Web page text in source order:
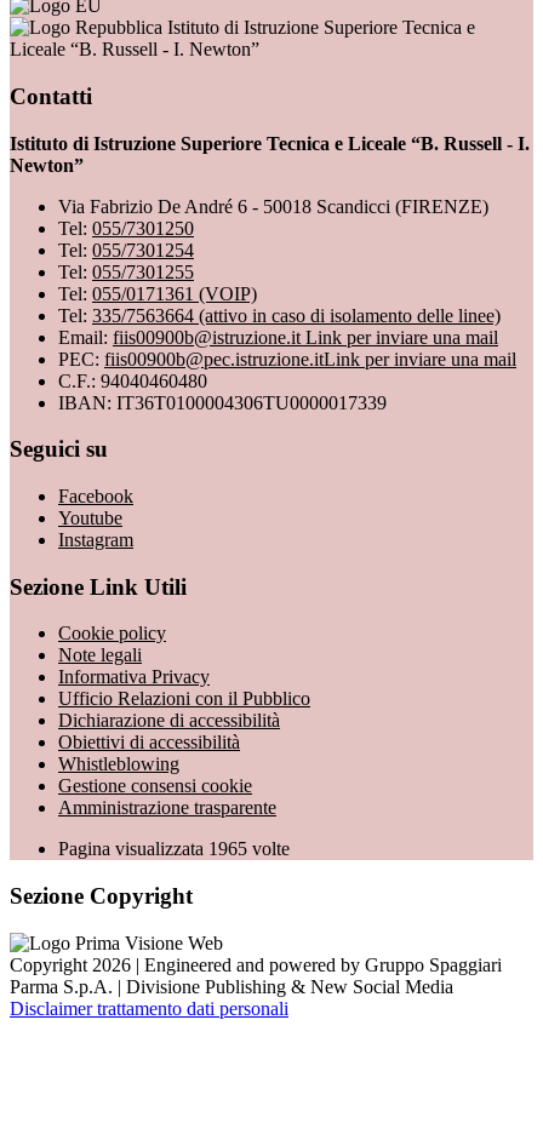
Istituto di Istruzione Superiore Tecnica e
Liceale “B. Russell - I. Newton”
Contatti
Istituto di Istruzione Superiore Tecnica e Liceale “B. Russell - I.
Newton”
Via Fabrizio De André 6 - 50018 Scandicci (FIRENZE)
Tel: 055/7301250
Tel: 055/7301254
Tel: 055/7301255
Tel: 055/0171361 (VOIP)
Tel: 335/7563664 (attivo in caso di isolamento delle linee)
Email: fiis00900b@istruzione.it Link per inviare una mail
PEC: fiis00900b@pec.istruzione.itLink per inviare una mail
C.F.: 94040460480
IBAN: IT36T0100004306TU0000017339
Seguici su
Facebook
Youtube
Instagram
Sezione Link Utili
Cookie policy
Note legali
Informativa Privacy
Ufficio Relazioni con il Pubblico
Dichiarazione di accessibilità
Obiettivi di accessibilità
Whistleblowing
Gestione consensi cookie
Amministrazione trasparente
Pagina visualizzata 1965 volte
Sezione Copyright
Copyright 2026 | Engineered and powered by Gruppo Spaggiari
Parma S.p.A. | Divisione Publishing & New Social Media
Disclaimer trattamento dati personali